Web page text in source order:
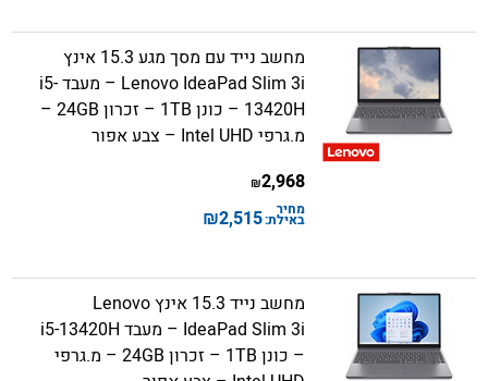
מחשב נייד עם מסך מגע 15.3 אינץ
Lenovo IdeaPad Slim 3i – מעבד i5-
13420H – כונן 1TB – זכרון 24GB –
מ.גרפי Intel UHD – צבע אפור
2,968
₪
מחיר
באילת:2,515
₪
מחשב נייד 15.3 אינץ Lenovo
IdeaPad Slim 3i – מעבד i5-13420H
– כונן 1TB – זכרון 24GB – מ.גרפי